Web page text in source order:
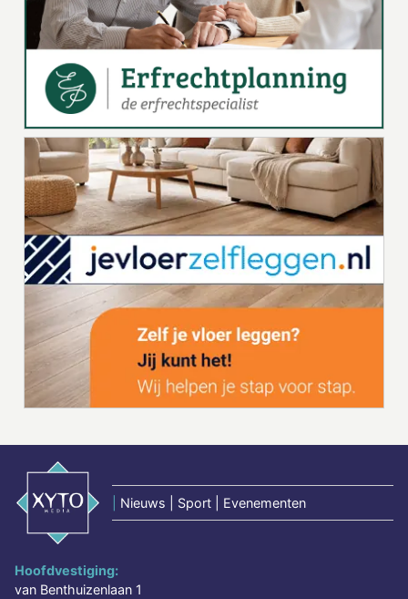
Nieuws | Sport | Evenementen
Hoofdvestiging:
van Benthuizenlaan 1